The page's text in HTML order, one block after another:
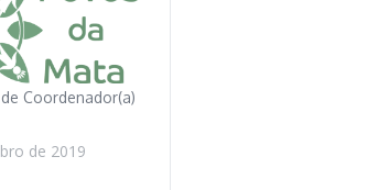
Coordenador(a)
de 2019